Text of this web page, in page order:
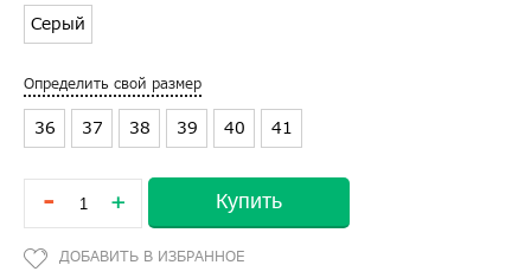
Серый
Определить свой размер
36 37 38 39 40 41
- + Купить